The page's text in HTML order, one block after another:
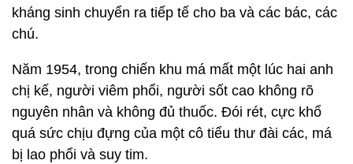
kháng sinh chuyển ra tiếp tế cho ba và các bác, các
chú.
Năm 1954, trong chiến khu má mất một lúc hai anh
chị kế, người viêm phổi, người sốt cao không rõ
nguyên nhân và không đủ thuốc. Đói rét, cực khổ
quá sức chịu đựng của một cô tiểu thư đài các, má
bị lao phổi và suy tim.